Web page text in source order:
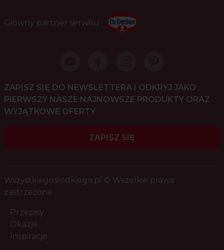
Główny partner serwisu
ZAPISZ SIĘ DO NEWSLETTERA I ODKRYJ JAKO
PIERWSZY NASZE NAJNOWSZE PRODUKTY ORAZ
WYJĄTKOWE OFERTY
ZAPISZ SIĘ
Wszystkiegoslodkiego.pl © Wszelkie prawa
zastrzeżone
Przepisy
Okazje
Inspiracje